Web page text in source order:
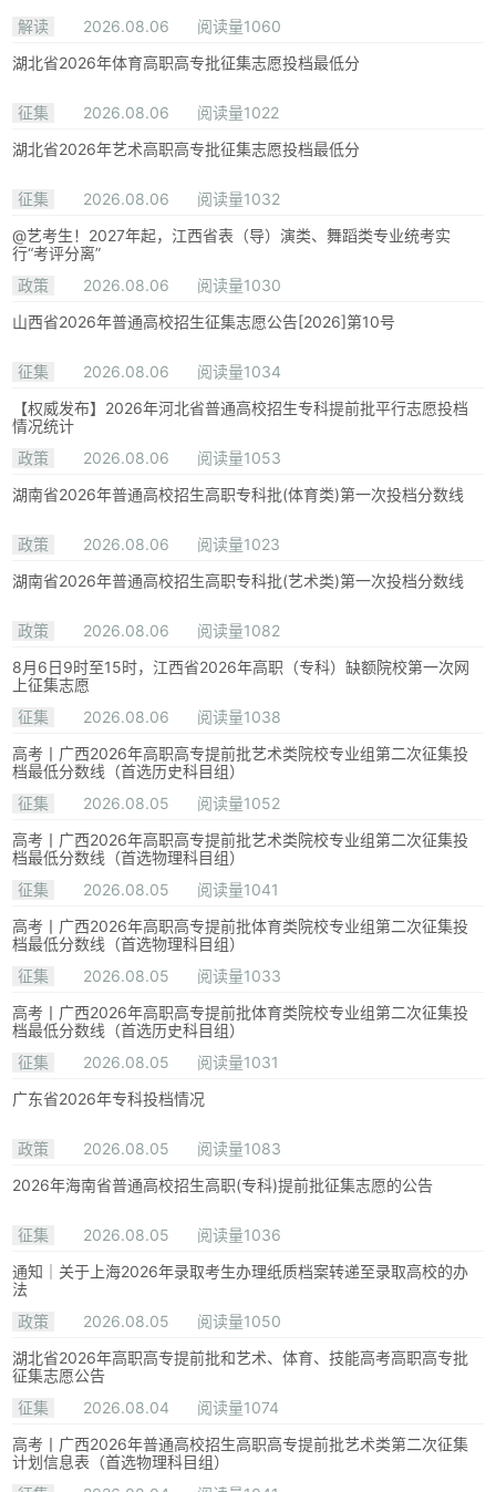
解读 2026.08.06
阅读量1060
湖北省2026年体育高职高专批征集志愿投档最低分
征集 2026.08.06
阅读量1022
湖北省2026年艺术高职高专批征集志愿投档最低分
征集 2026.08.06
阅读量1032
@艺考生！2027年起，江西省表（导）演类、舞蹈类专业统考实
行“考评分离”
政策
2026.08.06
阅读量1030
山西省2026年普通高校招生征集志愿公告[2026]第10号
征集 2026.08.06
阅读量1034
【权威发布】2026年河北省普通高校招生专科提前批平行志愿投档
情况统计
政策
2026.08.06
阅读量1053
湖南省2026年普通高校招生高职专科批(体育类)第一次投档分数线
政策 2026.08.06
阅读量1023
湖南省2026年普通高校招生高职专科批(艺术类)第一次投档分数线
政策 2026.08.06
阅读量1082
8月6日9时至15时，江西省2026年高职（专科）缺额院校第一次网
上征集志愿
征集
2026.08.06
阅读量1038
高考丨广西2026年高职高专提前批艺术类院校专业组第二次征集投
档最低分数线（首选历史科目组）
征集
2026.08.05
阅读量1052
高考丨广西2026年高职高专提前批艺术类院校专业组第二次征集投
档最低分数线（首选物理科目组）
征集
2026.08.05
阅读量1041
高考丨广西2026年高职高专提前批体育类院校专业组第二次征集投
档最低分数线（首选物理科目组）
征集
2026.08.05
阅读量1033
高考丨广西2026年高职高专提前批体育类院校专业组第二次征集投
档最低分数线（首选历史科目组）
征集
2026.08.05
阅读量1031
广东省2026年专科投档情况
政策 2026.08.05
阅读量1083
2026年海南省普通高校招生高职(专科)提前批征集志愿的公告
征集 2026.08.05
阅读量1036
通知｜关于上海2026年录取考生办理纸质档案转递至录取高校的办
法
政策
2026.08.05
阅读量1050
湖北省2026年高职高专提前批和艺术、体育、技能高考高职高专批
征集志愿公告
征集
2026.08.04
阅读量1074
高考丨广西2026年普通高校招生高职高专提前批艺术类第二次征集
计划信息表（首选物理科目组）